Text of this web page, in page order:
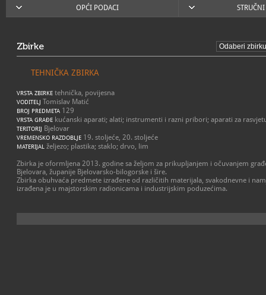
OPĆI PODACI
Zbirke
TEHNIČKA ZBIRKA
VRSTA ZBIRKE tehnička, povijesna
VODITELJ Tomislav Matić
BROJ PREDMETA 129
VRSTA GRAĐE kućanski aparati; alati; instrumenti i razni pribori; aparati za
TERITORIJ Bjelovar
VREMENSKO RAZDOBLJE 19. stoljeće, 20. stoljeće
MATERIJAL željezo; plastika; staklo; drvo, lim
Zbirka je oformljena 2013. godine sa željom za prikupljanjem i očuvanjem
Bjelovara, županije Bjelovarsko-bilogorske i šire.
Zbirka obuhvaća predmete izrađene od različitih materijala, svakodnevne i
izrađena je u majstorskim radionicama i industrijskim poduzećima.